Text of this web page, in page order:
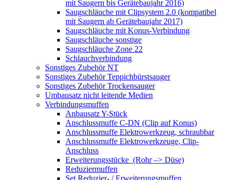
mit Saugern bis Gerätebaujahr 2016)
Saugschläuche mit Clipsystem 2.0 (kompatibel
mit Saugern ab Gerätebaujahr 2017)
Saugschläuche mit Konus-Verbindung
Saugschläuche sonstige
Saugschläuche Zone 22
Schlauchverbindung
Sonstiges Zubehör NT
Sonstiges Zubehör Teppichbürstsauger
Sonstiges Zubehör Trockensauger
Umbausatz nicht leitende Medien
Verbindungsmuffen
Anbausatz Y-Stück
Anschlussmuffe C-DN (Clip auf Konus)
Anschlussmuffe Elektrowerkzeug, schraubbar
Anschlussmuffe Elektrowerkzeuge, Clip-
Anschluss
Erweiterungsstücke (Rohr –> Düse)
Reduziermuffen